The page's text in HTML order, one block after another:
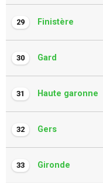
29 Finistère
30 Gard
31 Haute garonne
32 Gers
33 Gironde